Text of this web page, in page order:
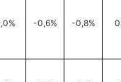
-0,6% -0,8%